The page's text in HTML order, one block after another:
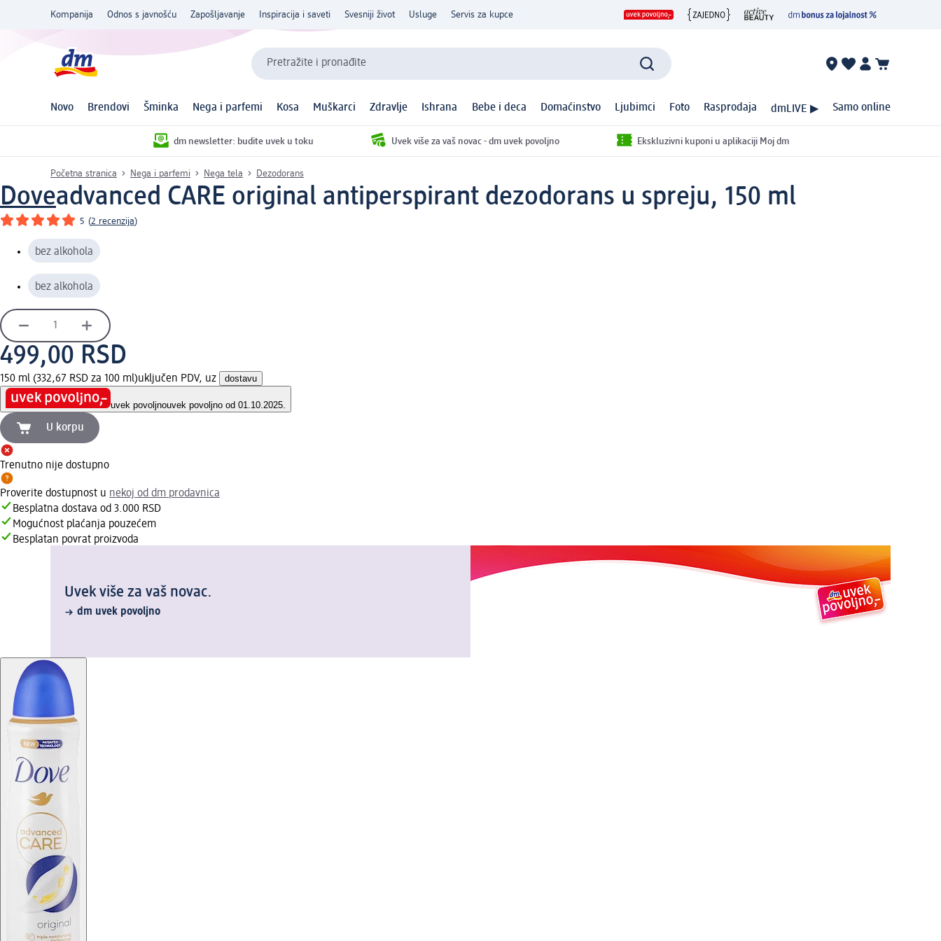
Kompanija Odnos s javnošću Zapošljavanje Inspiracija i saveti Svesniji život Usluge Servis za kupce
Pretražite i pronađite
Novo Brendovi Šminka Nega i parfemi Kosa Muškarci Zdravlje Ishrana Bebe i deca Domaćinstvo Ljubimci Foto Rasprodaja dmLIVE ▶ Samo online
dm newsletter: budite uvek u toku Uvek više za vaš novac - dm uvek povoljno Ekskluzivni kuponi u aplikaciji Moj dm
Početna stranica Nega i parfemi Nega tela Dezodorans
Doveadvanced CARE original antiperspirant dezodorans u spreju, 150 ml
5 (2 recenzija)
bez alkohola
bez alkohola
499,00 RSD
150 ml (332,67 RSD za 100 ml)uključen PDV, uz dostavu
uvek povoljnouvek povoljno od 01.10.2025.
U korpu
Trenutno nije dostupno
Proverite dostupnost u nekoj od dm prodavnica
Besplatna dostava od 3.000 RSD
Mogućnost plaćanja pouzećem
Besplatan povrat proizvoda
Uvek više za vaš novac.
dm uvek povoljno